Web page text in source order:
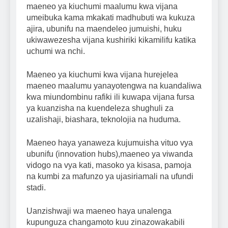
maeneo ya kiuchumi maalumu kwa vijana
umeibuka kama mkakati madhubuti wa kukuza
ajira, ubunifu na maendeleo jumuishi, huku
ukiwawezesha vijana kushiriki kikamilifu katika
uchumi wa nchi.
Maeneo ya kiuchumi kwa vijana hurejelea
maeneo maalumu yanayotengwa na kuandaliwa
kwa miundombinu rafiki ili kuwapa vijana fursa
ya kuanzisha na kuendeleza shughuli za
uzalishaji, biashara, teknolojia na huduma.
Maeneo haya yanaweza kujumuisha vituo vya
ubunifu (innovation hubs),maeneo ya viwanda
vidogo na vya kati, masoko ya kisasa, pamoja
na kumbi za mafunzo ya ujasiriamali na ufundi
stadi.
Uanzishwaji wa maeneo haya unalenga
kupunguza changamoto kuu zinazowakabili